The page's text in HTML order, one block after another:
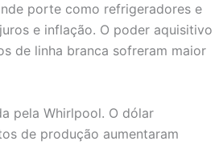
porte como refrigeradores e
e inflação. O poder aquisitivo
de linha branca sofreram maior
pela Whirlpool. O dólar
de produção aumentaram